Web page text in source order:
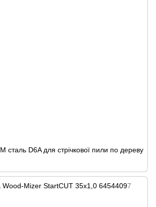
сталь D6A для стрічкової пили по дереву